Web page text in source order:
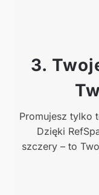
3.
Promujesz tylko
Dzięki
szczery – to